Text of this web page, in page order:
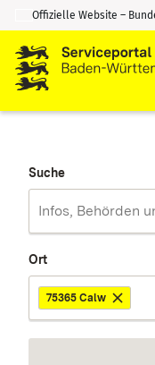
Zum Inhalt
Zur Suche
Offizielle Website –
Suche
Ort
75365 Calw